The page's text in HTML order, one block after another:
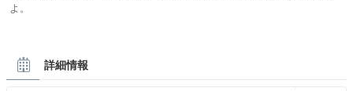
よ。
詳細情報